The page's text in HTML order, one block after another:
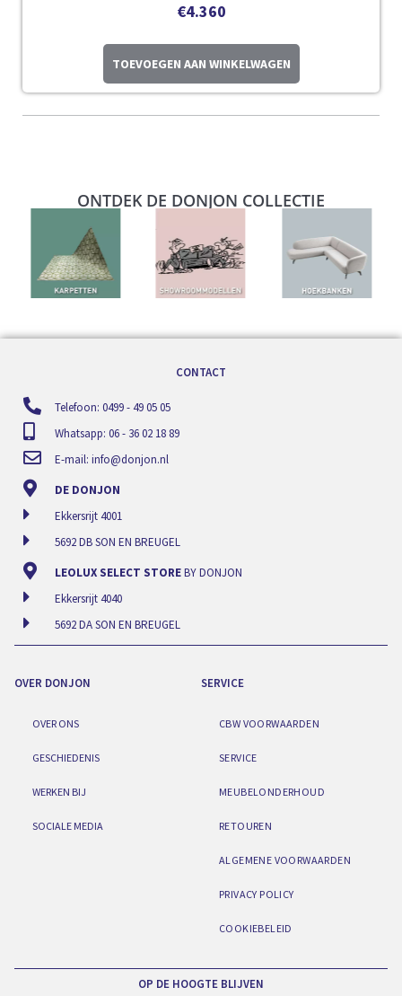
€4.360
TOEVOEGEN AAN WINKELWAGEN
ONTDEK DE DONJON COLLECTIE
CONTACT
Telefoon: 0499 - 49 05 05
Whatsapp: 06 - 36 02 18 89
E-mail: info@donjon.nl
DE DONJON
Ekkersrijt 4001
5692 DB SON EN BREUGEL
LEOLUX SELECT STOREBY DONJON
Ekkersrijt 4040
5692 DA SON EN BREUGEL
OVER DONJON
OVER ONS
GESCHIEDENIS
WERKEN BIJ
SOCIALE MEDIA
SERVICE
CBW VOORWAARDEN
SERVICE
MEUBELONDERHOUD
RETOUREN
ALGEMENE VOORWAARDEN
PRIVACY POLICY
COOKIEBELEID
OP DE HOOGTE BLIJVEN